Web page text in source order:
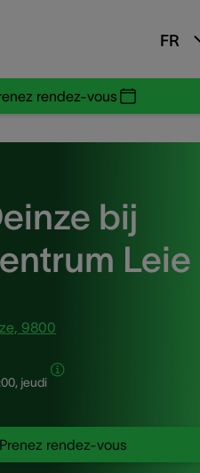
FR
rendez-vous
bij
Leie
9800
jeudi
Prenez rendez-vous